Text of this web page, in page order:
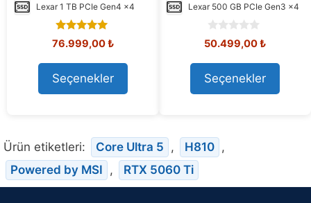
Lexar 1 TB PCIe Gen4 x4
4.87
out of 5
Orijinal
91.306,20 ₺.
76.999,00₺Şu
Seçenekler
Lexar 500 GB PCIe Gen3 x4
0
o
u
t
o
f
Orijinal
51.672,09 ₺.
50.499,00₺Şu
Seçenekler
Ürün etiketleri: Core Ultra 5 , H810 ,
Powered by MSI , RTX 5060 Ti